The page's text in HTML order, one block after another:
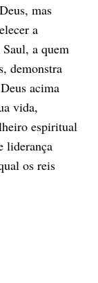
mas
a
a quem
demonstra
acima
vida,
espiritual
liderança
os reis